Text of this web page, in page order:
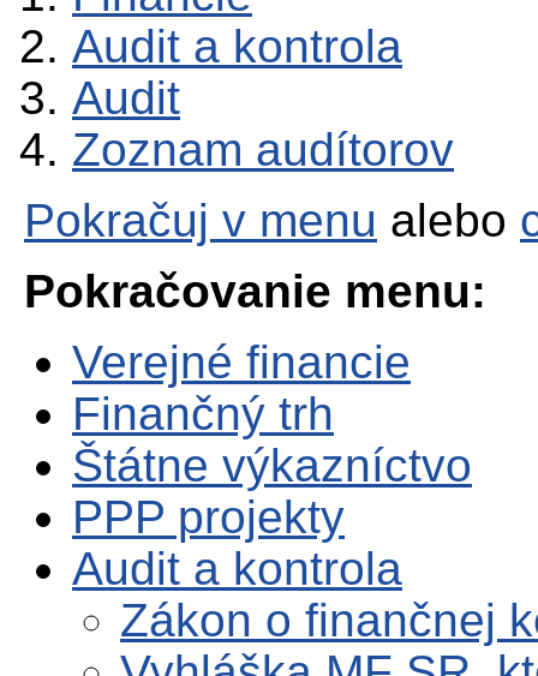
Audit a kontrola
Audit
Zoznam audítorov
Pokračuj v menu alebo
Pokračovanie menu:
Verejné financie
Finančný trh
Štátne výkazníctvo
PPP projekty
Audit a kontrola
Zákon o finančnej